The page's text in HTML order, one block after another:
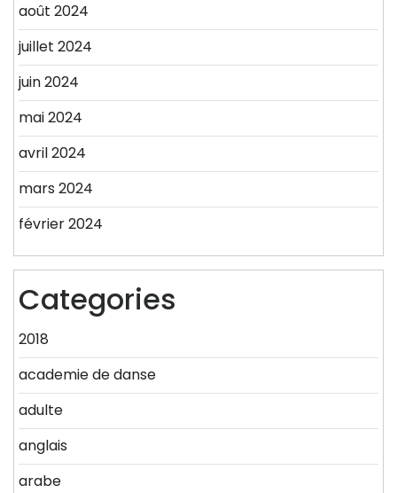
août 2024
juillet 2024
juin 2024
mai 2024
avril 2024
mars 2024
février 2024
Categories
2018
academie de danse
adulte
anglais
arabe